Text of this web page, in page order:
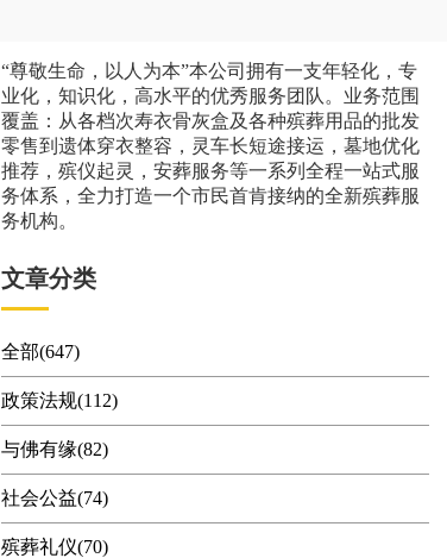
“尊敬生命，以人为本”本公司拥有一支年轻化，专
业化，知识化，高水平的优秀服务团队。业务范围
覆盖：从各档次寿衣骨灰盒及各种殡葬用品的批发
零售到遗体穿衣整容，灵车长短途接运，墓地优化
推荐，殡仪起灵，安葬服务等一系列全程一站式服
务体系，全力打造一个市民首肯接纳的全新殡葬服
务机构。
文章分类
全部(647)
政策法规(112)
与佛有缘(82)
社会公益(74)
殡葬礼仪(70)